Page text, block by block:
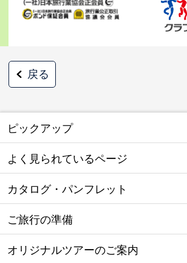
戻る
ピックアップ
よく見られているページ
カタログ・パンフレット
ご旅行の準備
オリジナルツアーのご案内